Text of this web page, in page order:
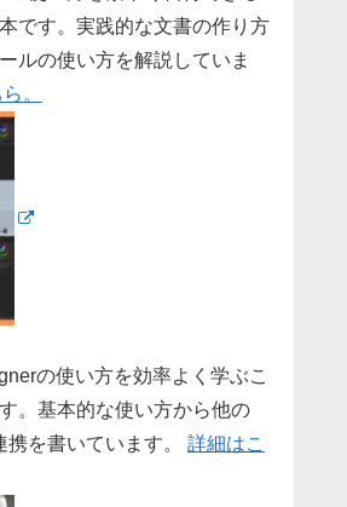
です。実践的な文書の作り方
ルの使い方を解説していま
。
の使い方を効率よく学ぶこ
。基本的な使い方から他の
を書いています。 詳細はこ